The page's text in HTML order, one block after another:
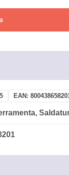
EAN:
,